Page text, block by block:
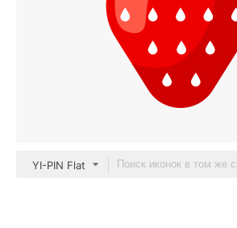
YI-PIN Flat